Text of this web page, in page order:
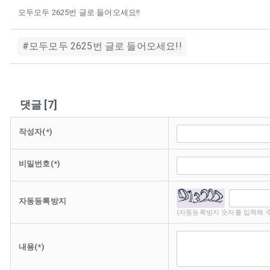
모두모두 2625번 글로 들어오세요!!
#모두모두 2625번 글로 들어오세요!!
댓글 [7]
작성자(*)
비밀번호(*)
자동등록방지
(자동등록방지 숫자를 입력해
내용(*)